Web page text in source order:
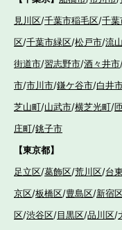
見川区/千葉市稲毛区/千葉
区/千葉市緑区/松戸市/流
街道市/習志野市/酒々井市
市/市川市/鎌ケ谷市/白井
芝山町/山武市/横芝光町/
庄町/銚子市
【東京都】
足立区/葛飾区/荒川区/台
京区/板橋区/豊島区/新宿
区/渋谷区/目黒区/品川区/